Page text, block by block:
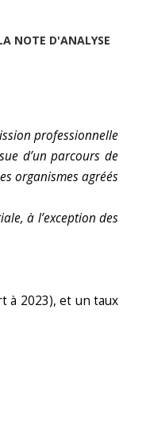
NOTE D'ANALYSE
professionnelle
d’un parcours de
organismes agréés
à l’exception des
à 2023), et un taux